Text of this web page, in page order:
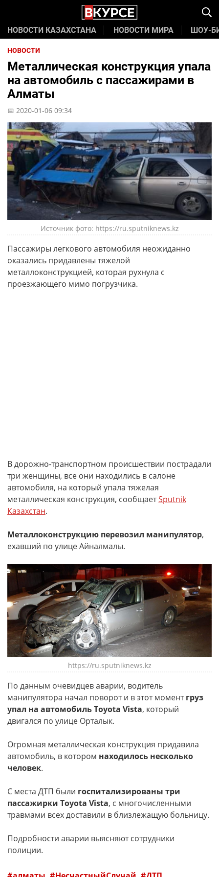
НОВОСТИ КАЗАХСТАНА НОВОСТИ МИРА ШОУ-
НОВОСТИ
Металлическая конструкция упала
на автомобиль с пассажирами в
Алматы
📅 2020-01-06 09:34
Источник фото: https://ru.sputniknews.kz
Пассажиры легкового автомобиля неожиданно
оказались придавлены тяжелой
металлоконструкцией, которая рухнула с
проезжающего мимо погрузчика.
В дорожно-транспортном происшествии пострадали
три женщины, все они находились в салоне
автомобиля, на который упала тяжелая
металлическая конструкция, сообщаетSputnik
Казахстан.
Металлоконструкцию перевозил манипулятор,
ехавший по улице Айналмалы.
https://ru.sputniknews.kz
По данным очевидцев аварии, водитель
манипулятора начал поворот и в этот моментгруз
упал на автомобиль Toyota Vista, который
двигался по улице Орталык.
Огромная металлическая конструкция придавила
автомобиль, в котором находилось несколько
человек.
С места ДТП были госпитализированы три
пассажирки Toyota Vista, с многочисленными
травмами всех доставили в близлежащую больницу.
Подробности аварии выясняют сотрудники
полиции.